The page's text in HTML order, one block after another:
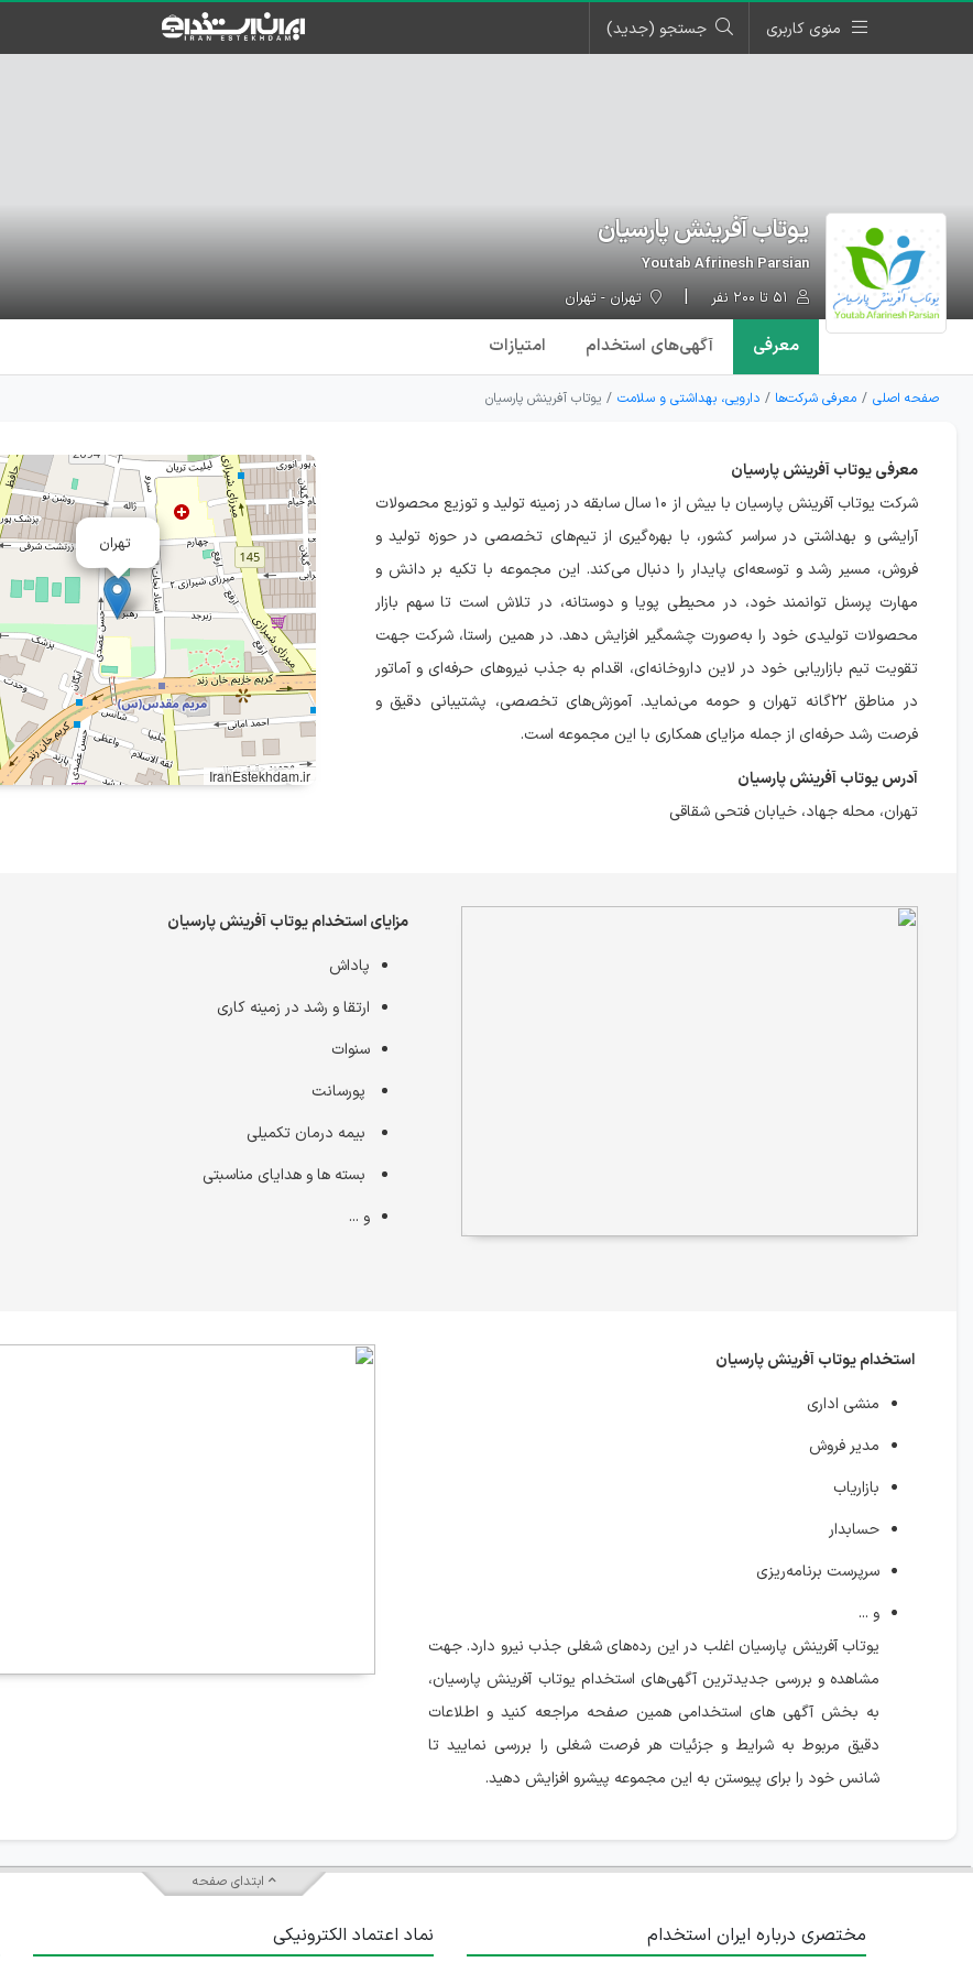
منوی کاربری جستجو (جدید)
یوتاب آفرینش پارسیان
Youtab Afrinesh Parsian
تهران - تهران
معرفی آگهی‌های استخدام امتیازات
صفحه اصلی معرفی شرکت‌ها دارویی، بهداشتی و سلامت یوتاب آفرینش پارسیان
معرفی یوتاب آفرینش پارسیان
شرکت یوتاب آفرینش پارسیان با بیش از ۱۰ سال سابقه در زمینه تولید و توزیع محصولات
آرایشی و بهداشتی در سراسر کشور، با بهره‌گیری از تیم‌های تخصصی در حوزه تولید و
فروش، مسیر رشد و توسعه‌ای پایدار را دنبال می‌کند. این مجموعه با تکیه بر دانش و
مهارت پرسنل توانمند خود، در محیطی پویا و دوستانه، در تلاش است تا سهم بازار
محصولات تولیدی خود را به‌صورت چشمگیر افزایش دهد. در همین راستا، شرکت جهت
تقویت تیم بازاریابی خود در لاین داروخانه‌ای، اقدام به جذب نیروهای حرفه‌ای و آماتور
در مناطق ۲۲گانه تهران و حومه می‌نماید. آموزش‌های تخصصی، پشتیبانی دقیق و
فرصت رشد حرفه‌ای از جمله مزایای همکاری با این مجموعه است.
آدرس یوتاب آفرینش پارسیان
تهران، محله جهاد، خیابان فتحی شقاقی
تهران
IranEstekhdam.ir
مزایای استخدام یوتاب آفرینش پارسیان
پاداش
ارتقا و رشد در زمینه کاری
سنوات
پورسانت
بیمه درمان تکمیلی
بسته ها و هدایای مناسبتی
و ...
استخدام یوتاب آفرینش پارسیان
منشی اداری
مدیر فروش
بازاریاب
حسابدار
سرپرست برنامه‌ریزی
و ...
یوتاب آفرینش پارسیان اغلب در این رده‌های شغلی جذب نیرو دارد. جهت
مشاهده و بررسی جدیدترین آگهی‌های استخدام یوتاب آفرینش پارسیان،
به بخش آگهی های استخدامی همین صفحه مراجعه کنید و اطلاعات
دقیق مربوط به شرایط و جزئیات هر فرصت شغلی را بررسی نمایید تا
شانس خود را برای پیوستن به این مجموعه پیشرو افزایش دهید.
ابتدای صفحه
مختصری درباره ایران استخدام نماد اعتماد الکترونیکی